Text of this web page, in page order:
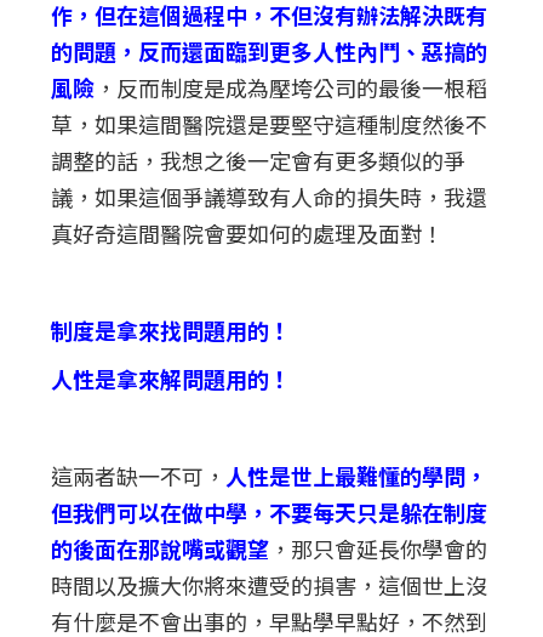
作，但在這個過程中，不但沒有辦法解決既有
的問題，反而還面臨到更多人性內鬥、惡搞的
風險 ，反而制度是成為壓垮公司的最後一根稻
草，如果這間醫院還是要堅守這種制度然後不
調整的話，我想之後一定會有更多類似的爭
議，如果這個爭議導致有人命的損失時，我還
真好奇這間醫院會要如何的處理及面對！
制度是拿來找問題用的！
人性是拿來解問題用的！
這兩者缺一不可， 人性是世上最難懂的學問，
但我們可以在做中學，不要每天只是躲在制度
的後面在那說嘴或觀望 ，那只會延長你學會的
時間以及擴大你將來遭受的損害，這個世上沒
有什麼是不會出事的，早點學早點好，不然到